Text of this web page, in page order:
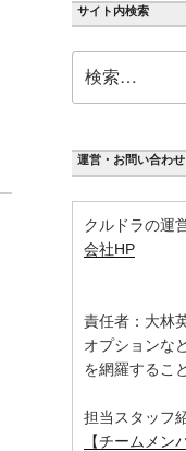
サイト内検索
索:
運営・お問い合わせ
クルドラの運
会社HP
責任者：大林
オプションな
を網羅するこ
担当スタッフ
【チームメン